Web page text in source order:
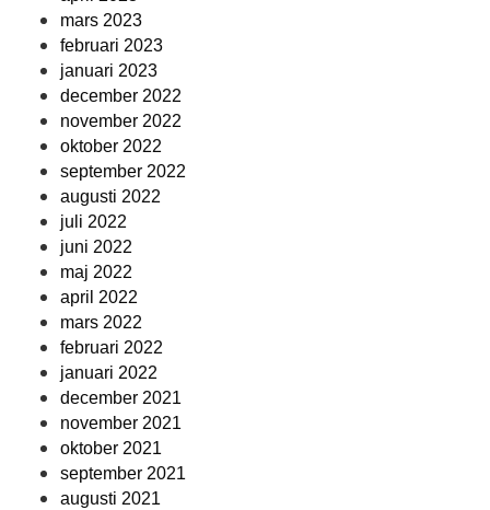
mars 2023
februari 2023
januari 2023
december 2022
november 2022
oktober 2022
september 2022
augusti 2022
juli 2022
juni 2022
maj 2022
april 2022
mars 2022
februari 2022
januari 2022
december 2021
november 2021
oktober 2021
september 2021
augusti 2021